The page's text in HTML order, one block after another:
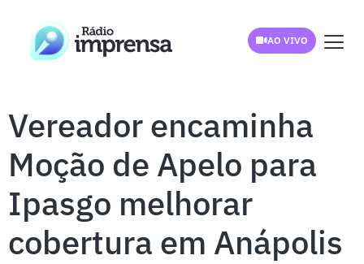
AO VIVO
Vereador encaminha
Moção de Apelo para
Ipasgo melhorar
cobertura em Anápolis